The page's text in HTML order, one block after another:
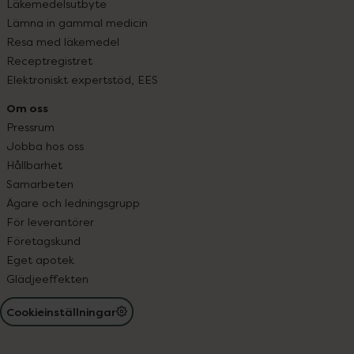
Läkemedelsutbyte
Lämna in gammal medicin
Resa med läkemedel
Receptregistret
Elektroniskt expertstöd, EES
Om oss
Pressrum
Jobba hos oss
Hållbarhet
Samarbeten
Ägare och ledningsgrupp
För leverantörer
Företagskund
Eget apotek
Glädjeeffekten
Cookieinställningar